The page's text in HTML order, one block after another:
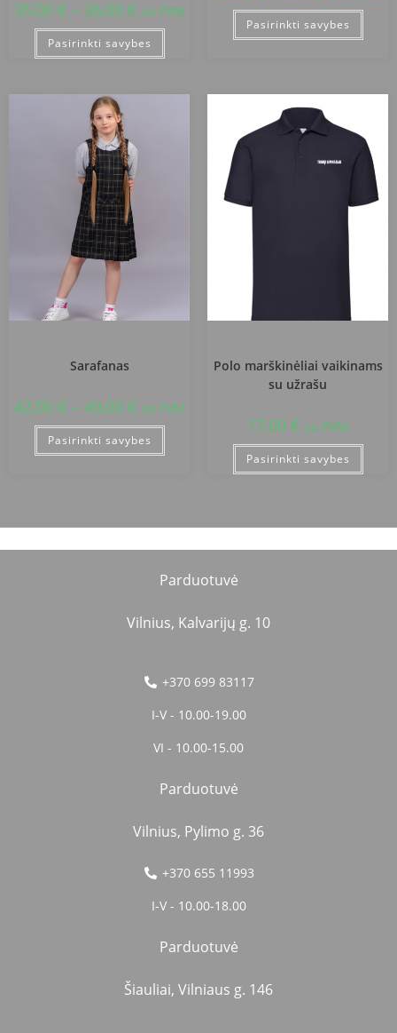
35,00 € – 36,00 € su PVM
Pasirinkti savybes
Pasirinkti savybes
Sarafanas
42,00 € – 49,00 € su PVM
Pasirinkti savybes
Polo marškinėliai vaikinams
su užrašu
17,00 € su PVM
Pasirinkti savybes
Parduotuvė
Vilnius, Kalvarijų g. 10
+370 699 83117
I-V - 10.00-19.00
VI - 10.00-15.00
Parduotuvė
Vilnius, Pylimo g. 36
+370 655 11993
I-V - 10.00-18.00
Parduotuvė
Šiauliai, Vilniaus g. 146